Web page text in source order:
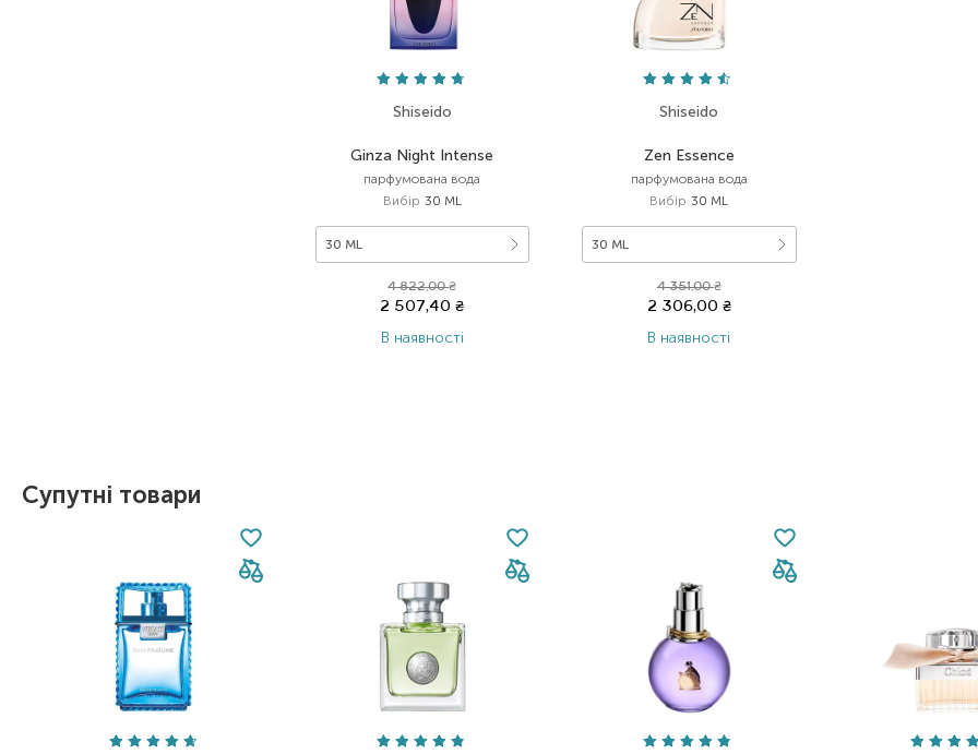
Shiseido
Ginza Night Intense
парфумована вода
Вибір 30 ML
30 ML
4 822,00₴
2 507,40₴
В наявності
Shiseido
Zen Essence
парфумована вода
Вибір 30 ML
30 ML
4 351,00₴
2 306,00 ₴
В наявності
Супутні товари